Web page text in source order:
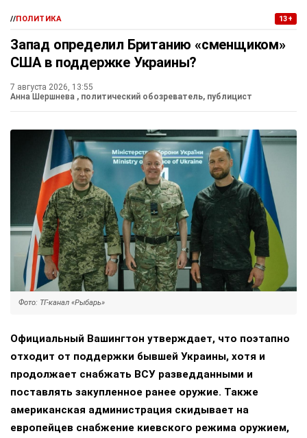
//ПОЛИТИКА 13+
Запад определил Британию «сменщиком»
США в поддержке Украины?
7 августа 2026, 13:55
Анна Шершнева , политический обозреватель, публицист
Фото: ТГ-канал «Рыбарь»
Официальный Вашингтон утверждает, что поэтапно
отходит от поддержки бывшей Украины, хотя и
продолжает снабжать ВСУ разведданными и
поставлять закупленное ранее оружие. Также
американская администрация скидывает на
европейцев снабжение киевского режима оружием,